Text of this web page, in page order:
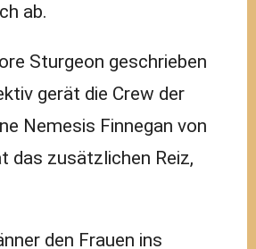
ab.
Sturgeon geschrieben
gerät die Crew der
Nemesis Finnegan von
das zusätzlichen Reiz,
den Frauen ins